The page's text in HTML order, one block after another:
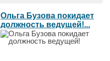
Ольга Бузова покидает
должность ведущей!...